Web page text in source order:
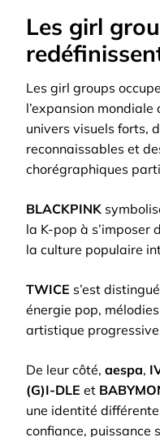
Les girl
Les girl groups
l’expansion
univers visuels forts,
reconnaissables et
chorégraphiques
BLACKPINK
la K-pop à s’imposer
la culture populaire
TWICE s’est
énergie pop,
artistique
De leur côté, aespa,
(G)I-DLE et
une identité
confiance, puissance